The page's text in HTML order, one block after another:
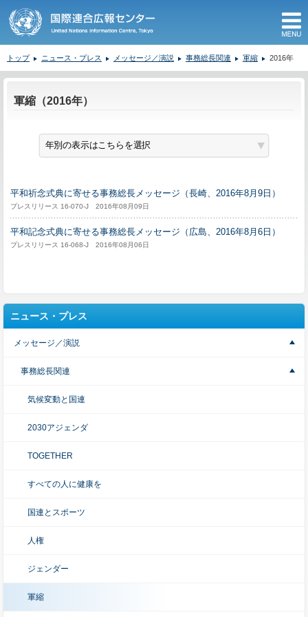
トップ ニュース・プレス メッセージ／演説 事務総長関連 軍縮 2016年
軍縮（2016年）
平和祈念式典に寄せる事務総長メッセージ（長崎、2016年8月9日）
プレスリリース 16-070-J 2016年08月09日
平和記念式典に寄せる事務総長メッセージ（広島、2016年8月6日）
プレスリリース 16-068-J 2016年08月06日
ニュース・プレス
メッセージ／演説
事務総長関連
気候変動と国連
2030アジェンダ
TOGETHER
すべての人に健康を
国連とスポーツ
人権
ジェンダー
軍縮